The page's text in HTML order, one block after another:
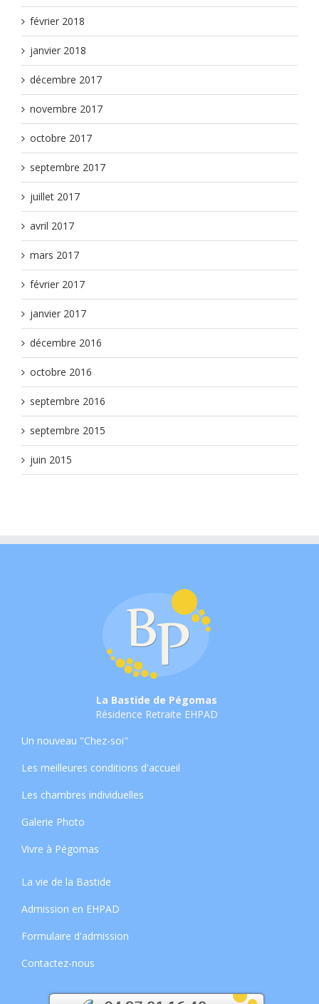
février 2018
janvier 2018
décembre 2017
novembre 2017
octobre 2017
septembre 2017
juillet 2017
avril 2017
mars 2017
février 2017
janvier 2017
décembre 2016
octobre 2016
septembre 2016
septembre 2015
juin 2015
La Bastide de Pégomas
Résidence Retraite EHPAD
Un nouveau "Chez-soi"
Les meilleures conditions d'accueil
Les chambres individuelles
Galerie Photo
Vivre à Pégomas
La vie de la Bastide
Admission en EHPAD
Formulaire d'admission
Contactez-nous